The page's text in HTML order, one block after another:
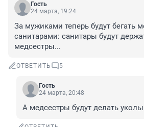
Гость
24 марта, 19:24
За мужиками теперь будут бегать
санитарами: санитары будут
медсестры...
ОТВЕТИТЬ 5
Гость
24 марта, 20:48
А медсестры будут делать